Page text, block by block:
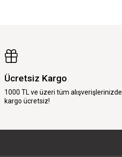
Ücretsiz Kargo
1000 TL ve üzeri tüm alışverişlerinizde
kargo ücretsiz!